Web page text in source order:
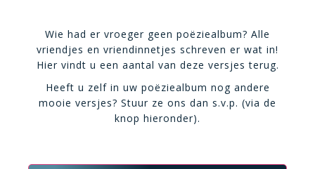
Wie had er vroeger geen poëziealbum? Alle
vriendjes en vriendinnetjes schreven er wat in!
Hier vindt u een aantal van deze versjes terug.
Heeft u zelf in uw poëziealbum nog andere
mooie versjes? Stuur ze ons dan s.v.p. (via de
knop hieronder).